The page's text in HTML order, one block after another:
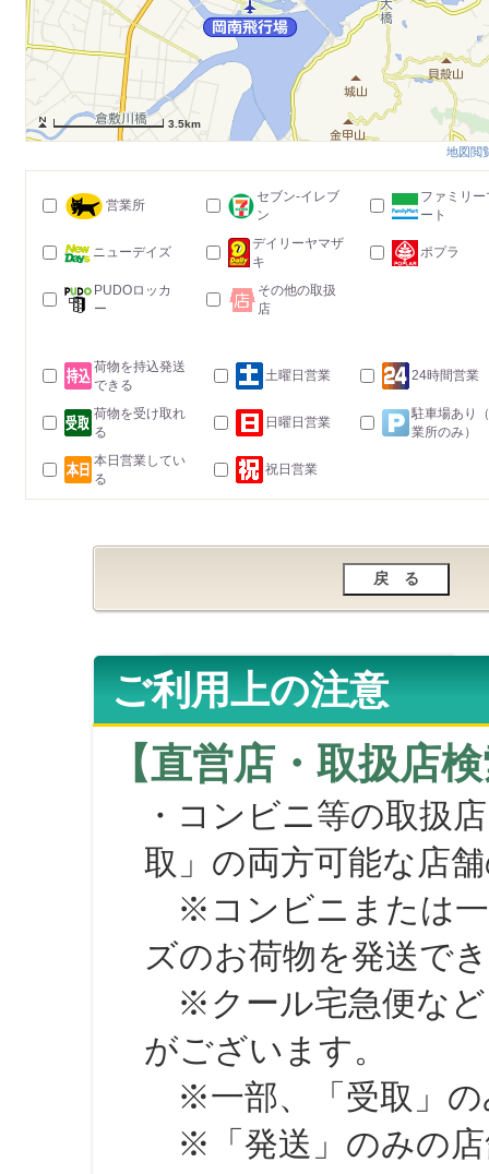
3.5km
地図閲
営業所
セブン-イレブ
ン
ファミリー
ート
ニューデイズ
デイリーヤマザ
キ
ポプラ
PUDOロッカ
ー
その他の取扱
店
荷物を持込発送
できる
土曜日営業 24時間営業
荷物を受け取れ
る
日曜日営業
駐車場あり
業所のみ）
本日営業してい
る
祝日営業
ご利用上の注意
【直営店・取扱店
・コンビニ等の取扱
取」の両方可能な店
※コンビニまたは一
ズのお荷物を発送で
※クール宅急便など
がございます。
※一部、「受取」の
※「発送」のみの店